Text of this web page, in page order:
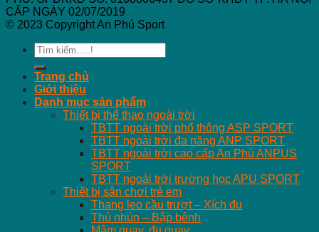
CẤP NGÀY 02/07/2019
© 2023 Copyright An Phú Sport
Search
for:
Trang chủ
Giới thiệu
Danh mục sản phẩm
Thiết bị thể thao ngoài trời
TBTT ngoài trời phổ thông ASP SPORT
TBTT ngoài trời đa năng ANP SPORT
TBTT ngoài trời cao cấp An Phú ANPUS
SPORT
TBTT ngoài trời trường học APU SPORT
Thiết bị sân chơi trẻ em
Thang leo cầu trượt – Xích đu
Thú nhún – Bập bênh